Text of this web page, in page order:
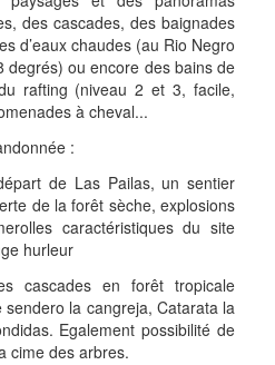
des cascades, des baignades
d’eaux chaudes (au Rio Negro
degrés) ou encore des bains de
rafting (niveau 2 et 3, facile,
à cheval...
:
de Las Pailas, un sentier
de la forêt sèche, explosions
caractéristiques du site
hurleur
cascades en forêt tropicale
la cangreja, Catarata la
Egalement possibilité de
cime des arbres.